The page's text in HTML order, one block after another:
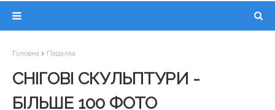
Головна Падалка
СНІГОВІ СКУЛЬПТУРИ -
БІЛЬШЕ 100 ФОТО